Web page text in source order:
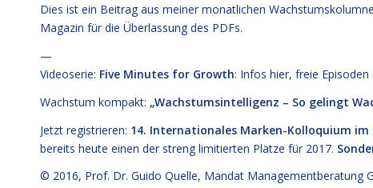
Dies ist ein Beitrag aus meiner monatlichen
Magazin für die Überlassung des PDFs.
—
Videoserie: Five Minutes for Growth: Infos hier, freie Episoden
Wachstum kompakt: „Wachstumsintelligenz – So gelingt
Jetzt registrieren: 14. Internationales Marken-Kolloquium im
bereits heute einen der streng limitierten Plätze für 2017.
© 2016, Prof. Dr. Guido Quelle, Mandat Managementberatung